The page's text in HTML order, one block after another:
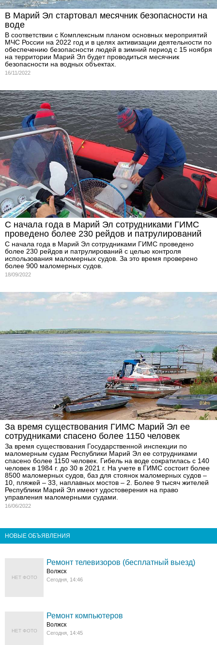
В Марий Эл стартовал месячник безопасности на
воде
В соответствии с Комплексным планом основных мероприятий
МЧС России на 2022 год и в целях активизации деятельности по
обеспечению безопасности людей в зимний период с 15 ноября
на территории Марий Эл будет проводиться месячник
безопасности на водных объектах.
16/11/2022
С начала года в Марий Эл сотрудниками ГИМС
проведено более 230 рейдов и патрулирований
С начала года в Марий Эл сотрудниками ГИМС проведено
более 230 рейдов и патрулирований с целью контроля
использования маломерных судов. За это время проверено
более 900 маломерных судов.
18/09/2022
За время существования ГИМС Марий Эл ее
сотрудниками спасено более 1150 человек
За время существования Государственной инспекции по
маломерным судам Республики Марий Эл ее сотрудниками
спасено более 1150 человек. Гибель на воде сократилась с 140
человек в 1984 г. до 30 в 2021 г. На учете в ГИМС состоит более
8500 маломерных судов, баз для стоянок маломерных судов –
10, пляжей – 33, наплавных мостов – 2. Более 9 тысяч жителей
Республики Марий Эл имеют удостоверения на право
управления маломерными судами.
16/06/2022
НОВЫЕ ОБЪЯВЛЕНИЯ
НЕТ ФОТО
Ремонт телевизоров (бесплатный выезд)
Волжск
Сегодня, 14:46
НЕТ ФОТО
Ремонт компьютеров
Волжск
Сегодня, 14:45